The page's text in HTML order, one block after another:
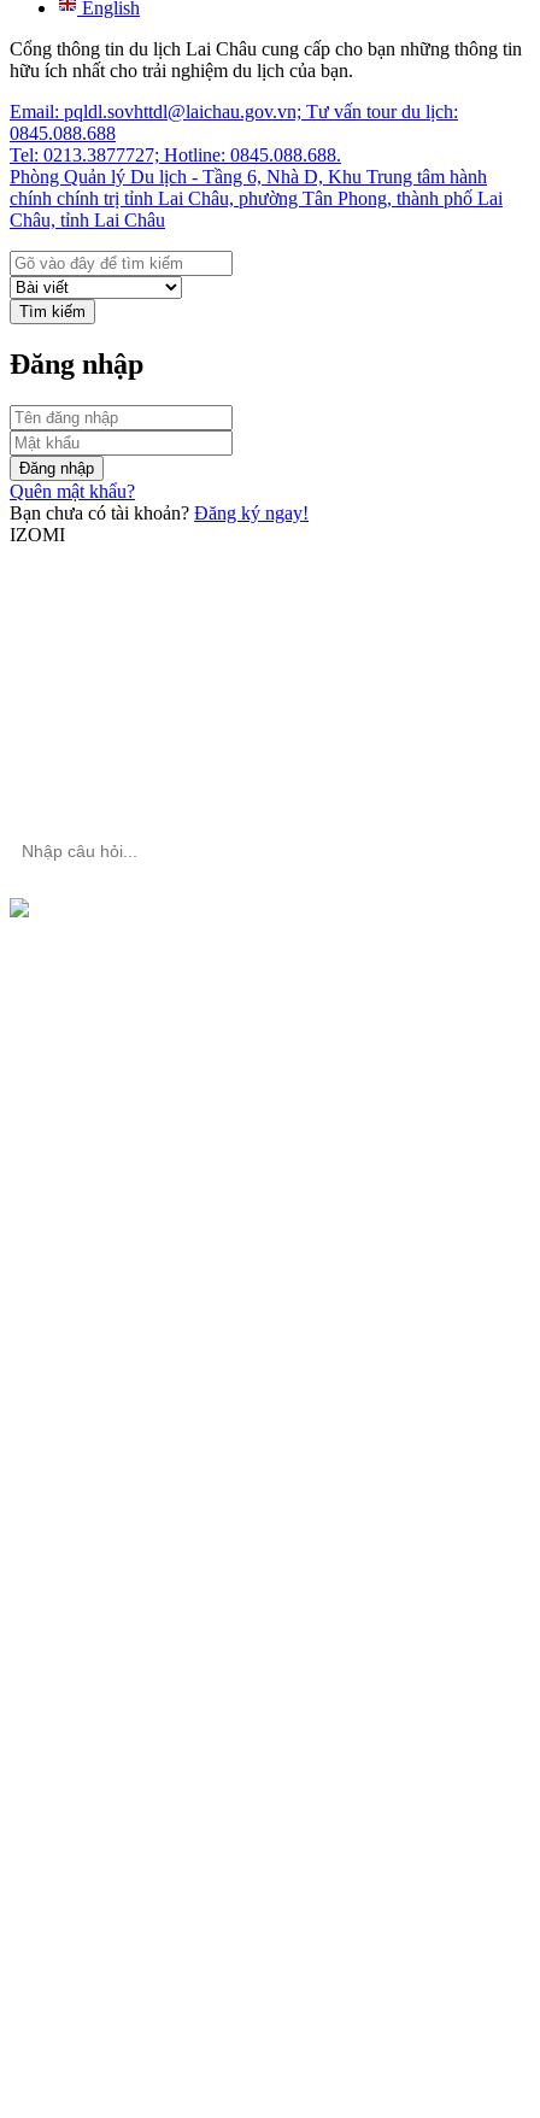
English
Cổng thông tin du lịch Lai Châu cung cấp cho bạn những thông tin
hữu ích nhất cho trải nghiệm du lịch của bạn.
Email: pqldl.sovhttdl@laichau.gov.vn; Tư vấn tour du lịch:
0845.088.688
Tel: 0213.3877727; Hotline: 0845.088.688.
Phòng Quản lý Du lịch - Tầng 6, Nhà D, Khu Trung tâm hành
chính chính trị tỉnh Lai Châu, phường Tân Phong, thành phố Lai
Châu, tỉnh Lai Châu
Tìm kiếm
Đăng nhập
Đăng nhập
Quên mật khẩu?
Bạn chưa có tài khoản? Đăng ký ngay!
IZOMI